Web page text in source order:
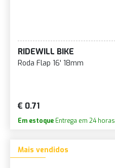
RIDEWILL BIKE
Roda Flap 16' 18mm
€ 0.71
Em estoque Entrega em 24 horas
Mais vendidos